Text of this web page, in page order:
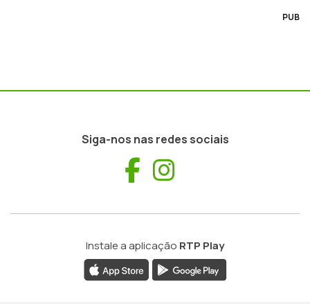
PUB
Siga-nos nas redes sociais
Facebook
Instale a aplicação RTP Play